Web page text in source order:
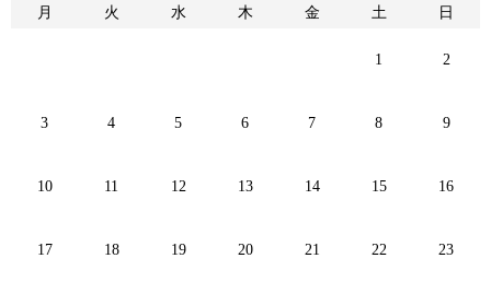
月 火 水 木 金 土 日
1 2
3 4 5 6 7 8 9
10 11 12 13 14 15 16
17 18 19 20 21 22 23